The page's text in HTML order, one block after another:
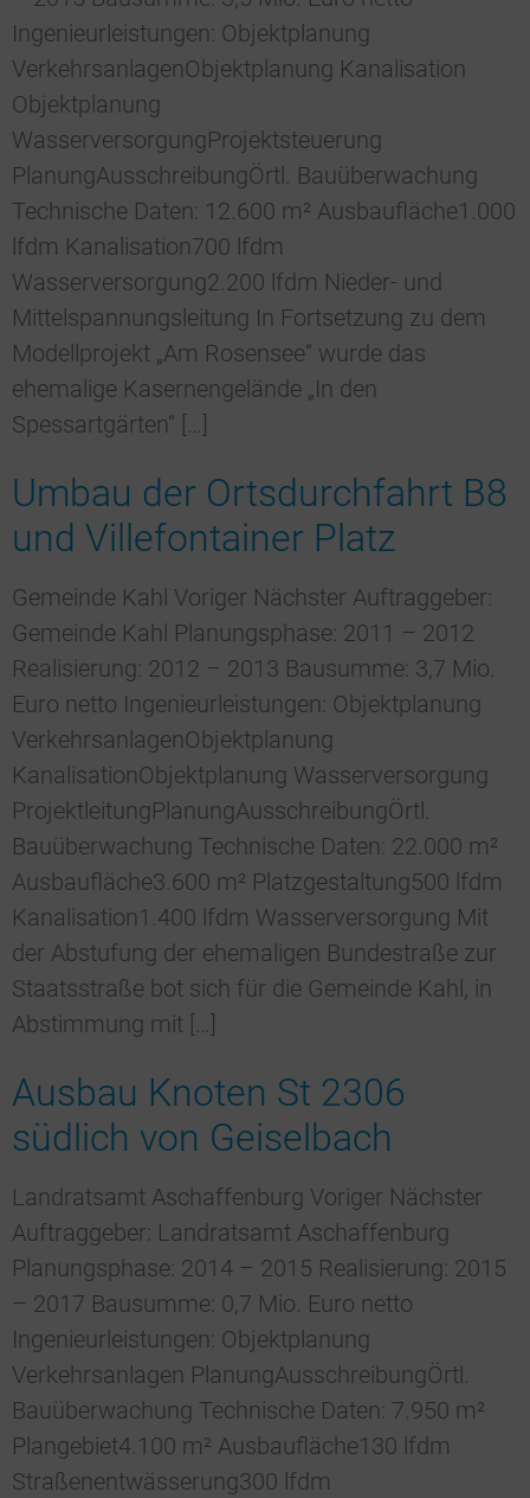
Ingenieurleistungen: Objektplanung
VerkehrsanlagenObjektplanung Kanalisation
Objektplanung
WasserversorgungProjektsteuerung
PlanungAusschreibungÖrtl. Bauüberwachung
Technische Daten: 12.600 m² Ausbaufläche1.000
lfdm Kanalisation700 lfdm
Wasserversorgung2.200 lfdm Nieder- und
Mittelspannungsleitung In Fortsetzung zu dem
Modellprojekt „Am Rosensee“ wurde das
ehemalige Kasernengelände „In den
Spessartgärten“ […]
Umbau der Ortsdurchfahrt B8
und Villefontainer Platz
Gemeinde Kahl Voriger Nächster Auftraggeber:
Gemeinde Kahl Planungsphase: 2011 – 2012
Realisierung: 2012 – 2013 Bausumme: 3,7 Mio.
Euro netto Ingenieurleistungen: Objektplanung
VerkehrsanlagenObjektplanung
KanalisationObjektplanung Wasserversorgung
ProjektleitungPlanungAusschreibungÖrtl.
Bauüberwachung Technische Daten: 22.000 m²
Ausbaufläche3.600 m² Platzgestaltung500 lfdm
Kanalisation1.400 lfdm Wasserversorgung Mit
der Abstufung der ehemaligen Bundestraße zur
Staatsstraße bot sich für die Gemeinde Kahl, in
Abstimmung mit […]
Ausbau Knoten St 2306
südlich von Geiselbach
Landratsamt Aschaffenburg Voriger Nächster
Auftraggeber: Landratsamt Aschaffenburg
Planungsphase: 2014 – 2015 Realisierung: 2015
– 2017 Bausumme: 0,7 Mio. Euro netto
Ingenieurleistungen: Objektplanung
Verkehrsanlagen PlanungAusschreibungÖrtl.
Bauüberwachung Technische Daten: 7.950 m²
Plangebiet4.100 m² Ausbaufläche130 lfdm
Straßenentwässerung300 lfdm